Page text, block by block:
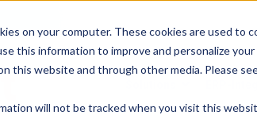
on your computer. These cookies are used
this information to improve and personalize
this website and through other media. Please
will not be tracked when you visit this